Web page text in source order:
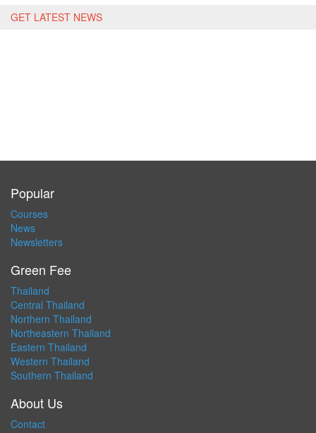
GET LATEST NEWS
Popular
Courses
News
Newsletters
Green Fee
Thailand
Central Thailand
Northern Thailand
Northeastern Thailand
Eastern Thailand
Western Thailand
Southern Thailand
About Us
Contact